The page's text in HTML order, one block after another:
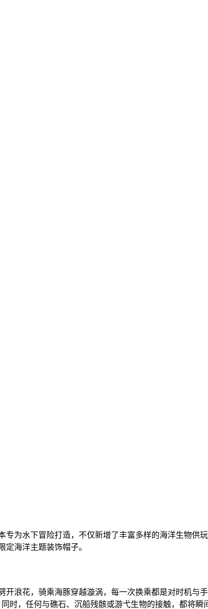
为水下冒险打造，不仅新增了丰富多样的海洋生物供
海洋主题装饰帽子。
浪花，骑乘海豚穿越漩涡，每一次换乘都是对时机与
时，任何与礁石、沉船残骸或游弋生物的接触，都将瞬